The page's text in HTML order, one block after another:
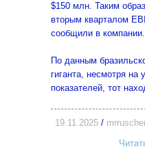
$150 млн. Таким
вторым кварталом
сообщили в компании.
По данным
гиганта, несмотря на
показателей, тот
19.11.2025/